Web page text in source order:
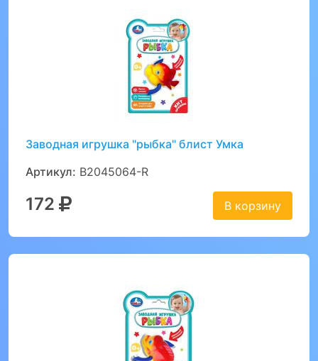
Заводная игрушка "рыбка" блист Умка
Артикул: B2045064-R
172 В корзину